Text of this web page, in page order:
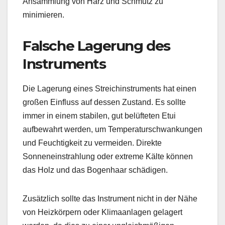
minimieren.
Falsche Lagerung des
Instruments
Die Lagerung eines Streichinstruments hat einen
großen Einfluss auf dessen Zustand. Es sollte
immer in einem stabilen, gut belüfteten Etui
aufbewahrt werden, um Temperaturschwankungen
und Feuchtigkeit zu vermeiden. Direkte
Sonneneinstrahlung oder extreme Kälte können
das Holz und das Bogenhaar schädigen.
Zusätzlich sollte das Instrument nicht in der Nähe
von Heizkörpern oder Klimaanlagen gelagert